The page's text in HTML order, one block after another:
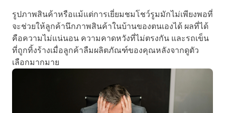
รูปภาพสินค้าหรือแม้แต่การเยี่ยมชมโชว์รูมมักไม่เพียงพอที่
จะช่วยให้ลูกค้านึกภาพสินค้าในบ้านของตนเองได้ ผลที่ได้
คือความไม่แน่นอน ความคาดหวังที่ไม่ตรงกัน และรถเข็น
ที่ถูกทิ้งร้างเมื่อลูกค้าลืมผลิตภัณฑ์ของคุณหลังจากดูตัว
เลือกมากมาย